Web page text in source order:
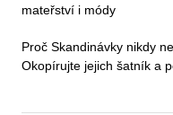
mateřství i módy
Proč Skandinávky nikdy
Okopírujte jejich šatník a